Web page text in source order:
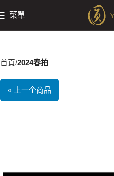
菜單
首頁 2024春拍
« 上一个商品